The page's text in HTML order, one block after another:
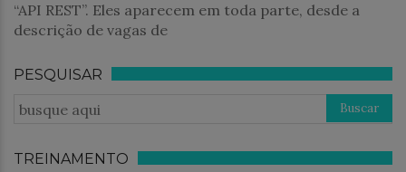
“API REST”. Eles aparecem em toda parte, desde a
descrição de vagas de
PESQUISAR
TREINAMENTO